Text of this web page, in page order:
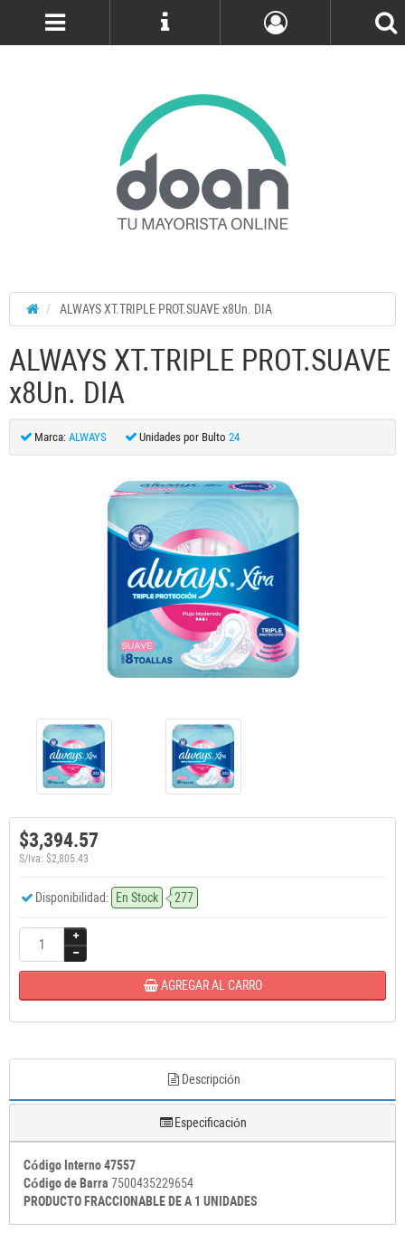
ALWAYS XT.TRIPLE PROT.SUAVE x8Un. DIA
ALWAYS XT.TRIPLE PROT.SUAVE
x8Un. DIA
Marca: ALWAYS Unidades por Bulto 24
$3,394.57
S/Iva: $2,805.43
Disponibilidad: En Stock 277
AGREGAR AL CARRO
Descripción
Especificación
Código Interno 47557
Código de Barra 7500435229654
PRODUCTO FRACCIONABLE DE A 1 UNIDADES